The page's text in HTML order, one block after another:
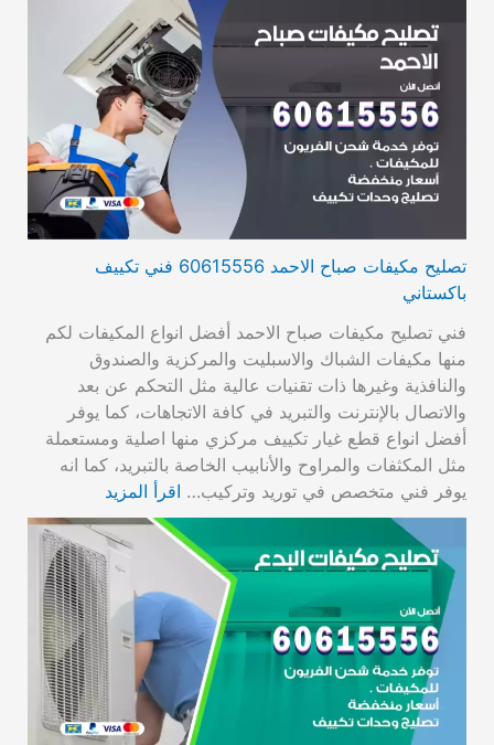
تصليح مكيفات صباح الاحمد 60615556 فني تكييف
باكستاني
فني تصليح مكيفات صباح الاحمد أفضل انواع المكيفات لكم
منها مكيفات الشباك والاسبليت والمركزية والصندوق
والنافذية وغيرها ذات تقنيات عالية مثل التحكم عن بعد
والاتصال بالإنترنت والتبريد في كافة الاتجاهات، كما يوفر
أفضل انواع قطع غيار تكييف مركزي منها اصلية ومستعملة
مثل المكثفات والمراوح والأنابيب الخاصة بالتبريد، كما انه
يوفر فني متخصص في توريد وتركيب… اقرأ المزيد